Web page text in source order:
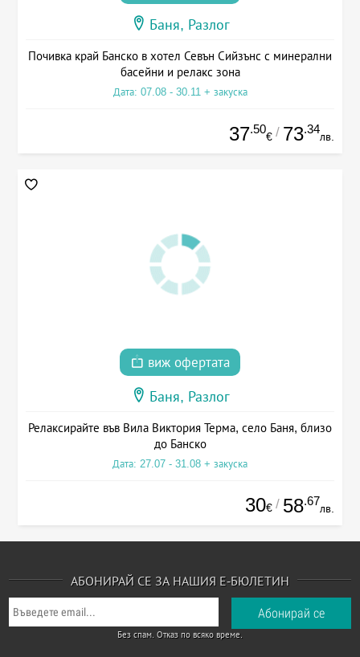
Баня, Разлог
Почивка край Банско в хотел Севън Сийзънс с минерални
басейни и релакс зона
Дата: 07.08 - 30.11 + закуска
37.50
€ / 73.34
лв.
виж офертата
Баня, Разлог
Релаксирайте във Вила Виктория Терма, село Баня, близо
до Банско
Дата: 27.07 - 31.08 + закуска
30€ / 58.67
лв.
АБОНИРАЙ СЕ ЗА НАШИЯ Е-БЮЛЕТИН
Без спам. Отказ по всяко време.